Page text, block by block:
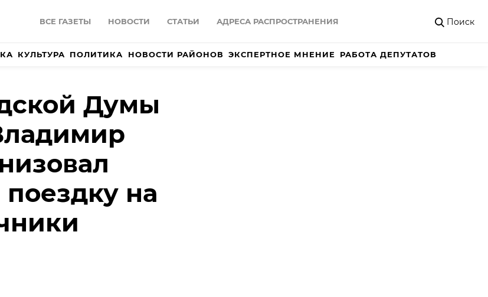
ВСЕ ГАЗЕТЫ НОВОСТИ СТАТЬИ АДРЕСА РАСПРОСТРАНЕНИЯ Поиск
КУЛЬТУРА ПОЛИТИКА НОВОСТИ РАЙОНОВ ЭКСПЕРТНОЕ МНЕНИЕ РАБОТА ДЕПУТАТОВ
Думы
на